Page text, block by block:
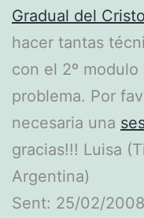
Gradual del Cristo
hacer tantas
con el 2º
problema. Por
necesaria una
gracias!!! Luisa
Argentina)
Sent: 25/02/2008